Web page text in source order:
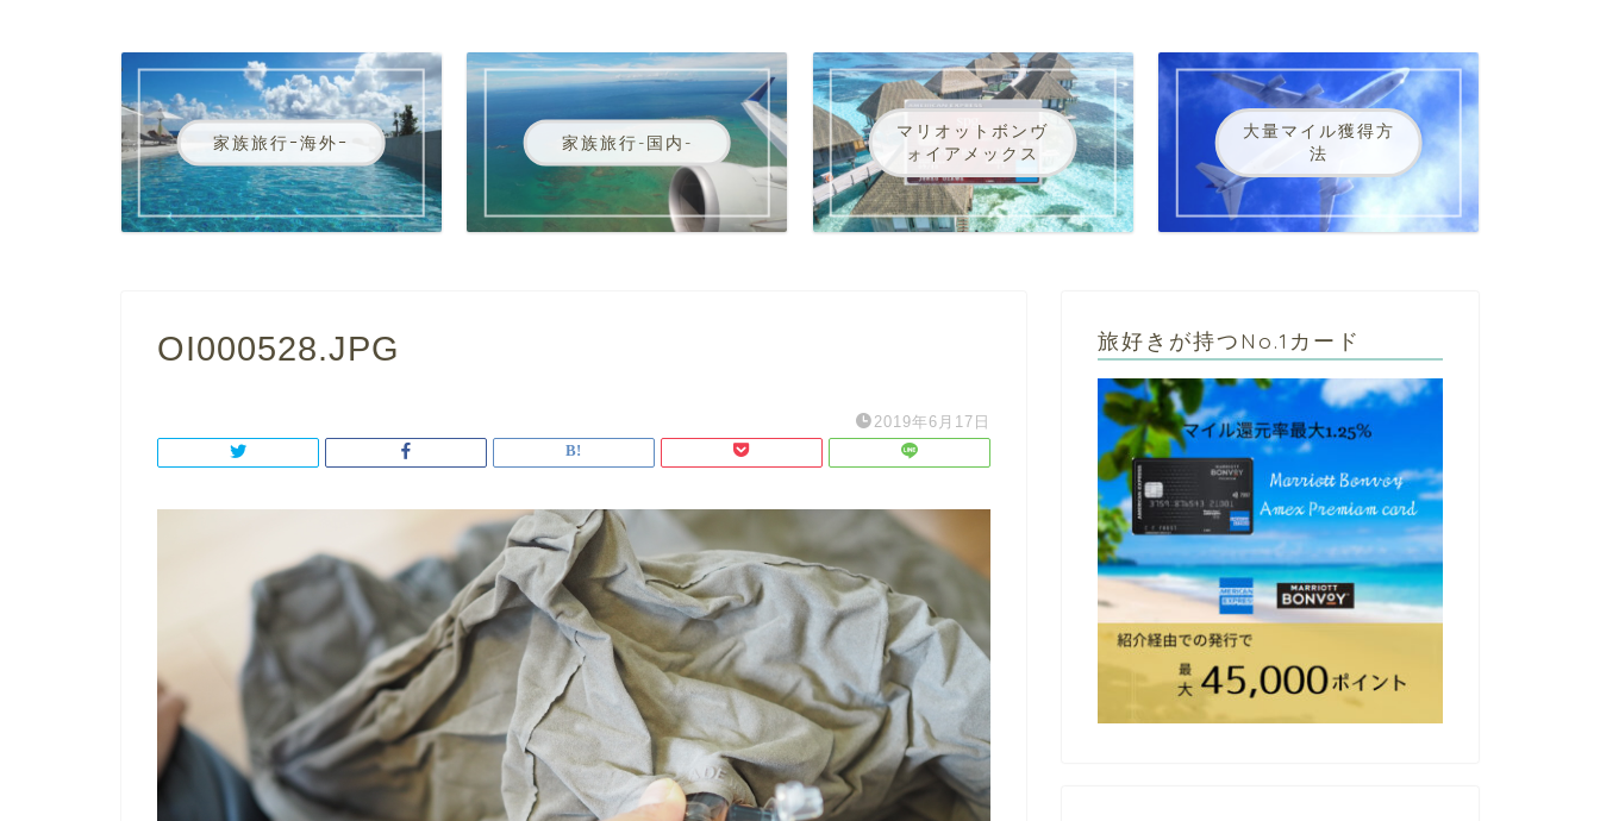
家族旅行ｰ海外ｰ 家族旅行-国内-
マリオットボンヴ
ォイアメックス
大量マイル獲得方
法
OI000528.JPG
2019年6月17日
旅好きが持つNo.1カード